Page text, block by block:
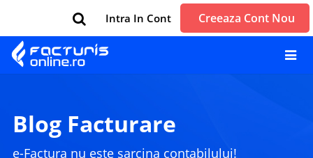
Intra In Cont Creeaza Cont Nou
Blog Facturare
e-Factura nu este sarcina contabilului!